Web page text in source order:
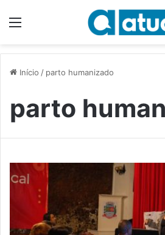
Início / parto humanizado
parto